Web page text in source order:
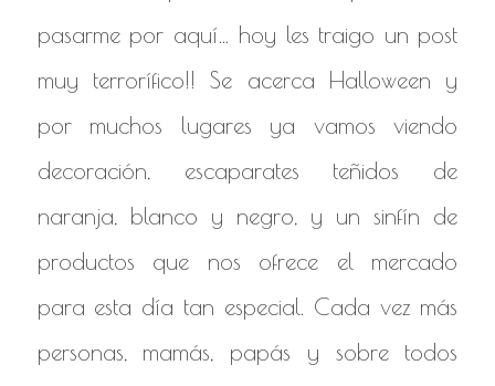
pasarme por aquí… hoy les traigo un post
muy terrorífico!! Se acerca Halloween y
por muchos lugares ya vamos viendo
decoración, escaparates teñidos de
naranja, blanco y negro, y un sinfín de
productos que nos ofrece el mercado
para esta día tan especial. Cada vez más
personas, mamás, papás y sobre todos